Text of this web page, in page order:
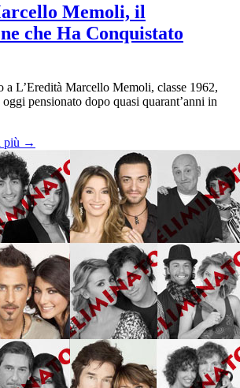
Memoli, il
che Ha Conquistato
a L’Eredità Marcello Memoli, classe 1962,
pensionato dopo quasi quarant’anni in
più →